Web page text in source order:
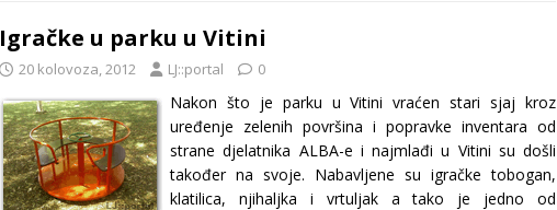
Igračke u parku u Vitini
20 kolovoza, 2012 LJ::portal 0
Nakon što je parku u Vitini vraćen stari sjaj kroz
uređenje zelenih površina i popravke inventara od
strane djelatnika ALBA-e i najmlađi u Vitini su došli
također na svoje. Nabavljene su igračke tobogan,
klatilica, njihaljka i vrtuljak a tako je jedno od